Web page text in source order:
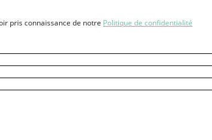
pris connaissance de notre Politique de confidentialité